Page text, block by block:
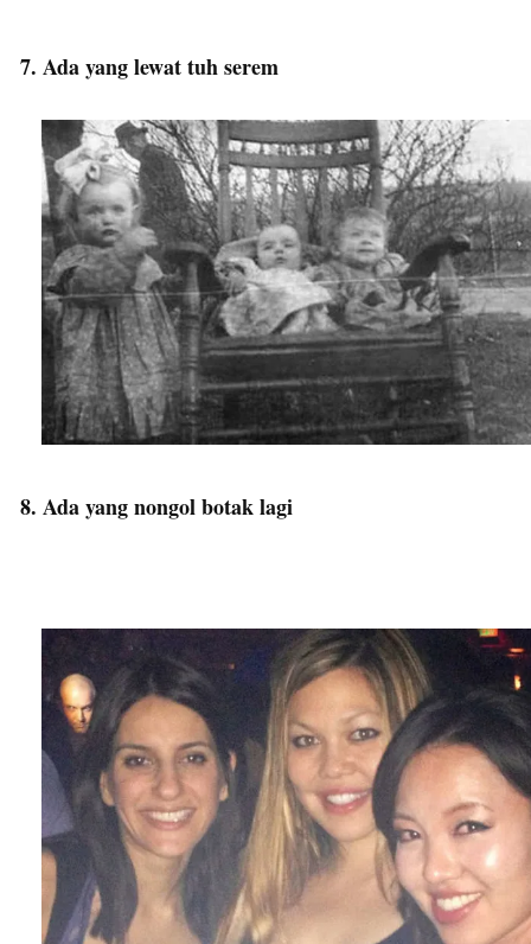
7. Ada yang lewat tuh serem
8. Ada yang nongol botak lagi